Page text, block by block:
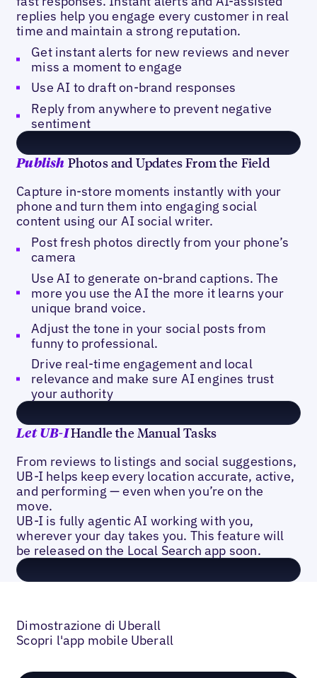
replies help you engage every customer in real
time and maintain a strong reputation.
Get instant alerts for new reviews and never
miss a moment to engage
Use AI to draft on-brand responses
Reply from anywhere to prevent negative
sentiment
Publish Photos and Updates From the Field
Capture in-store moments instantly with your
phone and turn them into engaging social
content using our AI social writer.
Post fresh photos directly from your phone’s
camera
Use AI to generate on-brand captions. The
more you use the AI the more it learns your
unique brand voice.
Adjust the tone in your social posts from
funny to professional.
Drive real-time engagement and local
relevance and make sure AI engines trust
your authority
Let UB-IHandle the Manual Tasks
From reviews to listings and social suggestions,
UB-I helps keep every location accurate, active,
and performing — even when you’re on the
move.
UB-I is fully agentic AI working with you,
wherever your day takes you. This feature will
be released on the Local Search app soon.
Dimostrazione di Uberall
Scopri l'app mobile Uberall